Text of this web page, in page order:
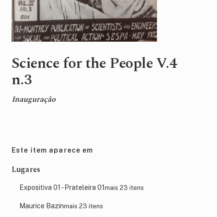
Science for the People V.4
n.3
Inauguração
Este item aparece em
Lugares
Expositiva 01 - Prateleira 01 mais 23 itens
Maurice Bazinmais 23 itens